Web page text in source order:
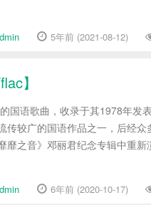
5年前 (2021-08-12)
】
的国语歌曲，收录于其1978年
传较广的国语作品之一，后经
靡之音》邓丽君纪念专辑中重
6年前 (2020-10-17)